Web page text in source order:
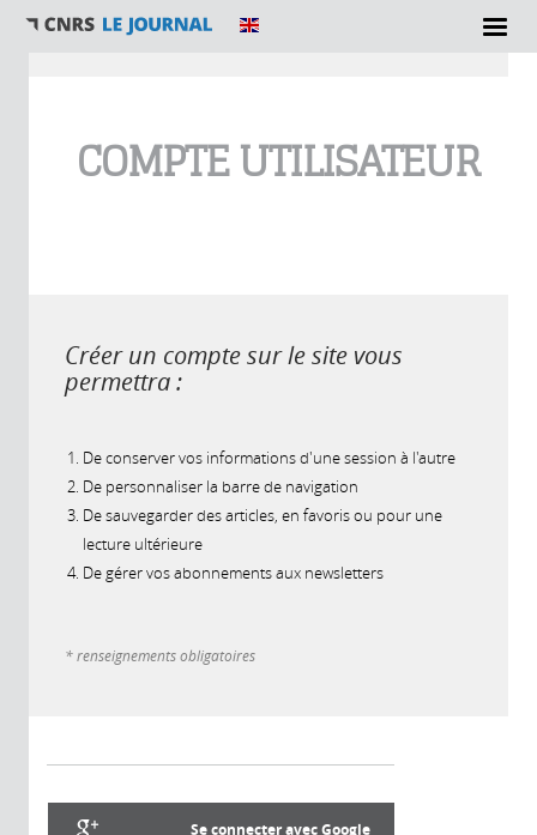
COMPTE UTILISATEUR
Créer un compte sur le site vous
permettra :
De conserver vos informations d'une session à l'autre
De personnaliser la barre de navigation
De sauvegarder des articles, en favoris ou pour une
lecture ultérieure
De gérer vos abonnements aux newsletters
* renseignements obligatoires
Se connecter avec Google